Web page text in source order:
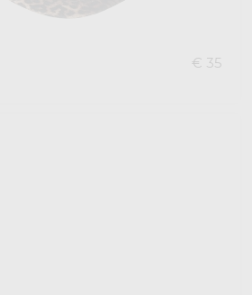
€ 35